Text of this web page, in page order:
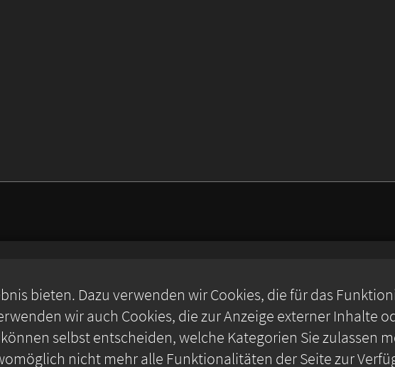
bieten. Dazu verwenden wir Cookies, die für das
wir auch Cookies, die zur Anzeige externer Inhalte
selbst entscheiden, welche Kategorien Sie zulassen
nicht mehr alle Funktionalitäten der Seite zur